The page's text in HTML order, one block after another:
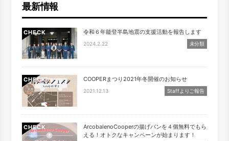
最新情報
CHECK 令和６年能登半島地震の支援活動を報告します
2024.2.22 未分類
CHECK COOPERまつり2021年冬開催のお知らせ
2021.12.13 Staffよりご報告
CHECK
ArcobalenoCooperの揚げパンを４個無料でもら
える！オトクなキャンペーンが始まります！